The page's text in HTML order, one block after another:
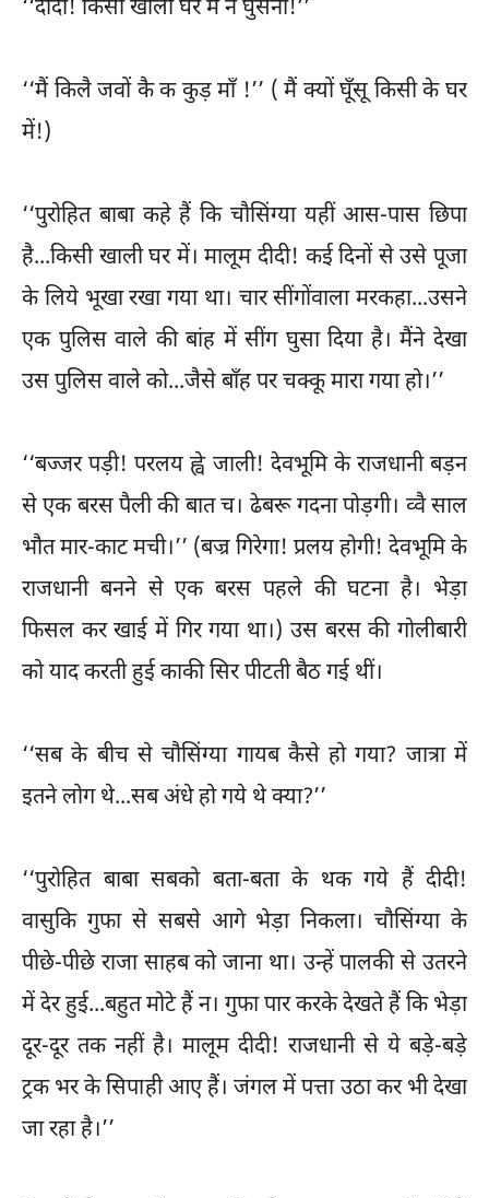
‘‘दीदी! किसी खाली घर में न घुसना!’’
‘‘मैं किलै जवों कै क कुड़ माँ !’’ ( मैं क्यों घूँसू किसी के घर
में!)
‘‘पुरोहित बाबा कहे हैं कि चौसिंग्या यहीं आस-पास छिपा
है...किसी खाली घर में। मालूम दीदी! कई दिनों से उसे पूजा
के लिये भूखा रखा गया था। चार सींगोंवाला मरकहा...उसने
एक पुलिस वाले की बांह में सींग घुसा दिया है। मैंने देखा
उस पुलिस वाले को...जैसे बाँह पर चक्कू मारा गया हो।’’
‘‘बज्जर पड़ी! परलय ह्वे जाली! देवभूमि के राजधानी बड़न
से एक बरस पैली की बात च। ढेबरू गदना पोड़गी। व्वै साल
भौत मार-काट मची।’’ (बज्र गिरेगा! प्रलय होगी! देवभूमि के
राजधानी बनने से एक बरस पहले की घटना है। भेड़ा
फिसल कर खाई में गिर गया था।) उस बरस की गोलीबारी
को याद करती हुई काकी सिर पीटती बैठ गई थीं।
‘‘सब के बीच से चौसिंग्या गायब कैसे हो गया? जात्रा में
इतने लोग थे...सब अंधे हो गये थे क्या?’’
‘‘पुरोहित बाबा सबको बता-बता के थक गये हैं दीदी!
वासुकि गुफा से सबसे आगे भेड़ा निकला। चौसिंग्या के
पीछे-पीछे राजा साहब को जाना था। उन्हें पालकी से उतरने
में देर हुई...बहुत मोटे हैं न। गुफा पार करके देखते हैं कि भेड़ा
दूर-दूर तक नहीं है। मालूम दीदी! राजधानी से ये बड़े-बड़े
ट्रक भर के सिपाही आए हैं। जंगल में पत्ता उठा कर भी देखा
जा रहा है।’’